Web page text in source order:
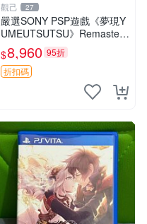
觀己 27
嚴選SONY PSP遊戲《夢現Y
UMEUTSUTSU》Remastere
d收藏版，英語原裝全新未開
盒，附贈特典 夢現 YUMEUT
SUTSU PSP 收
$8,960 95折
折扣碼